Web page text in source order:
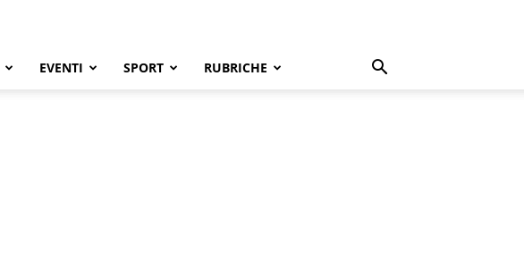
EVENTI SPORT RUBRICHE